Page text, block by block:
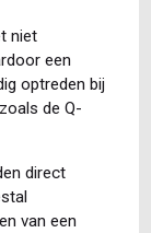
niet
een
optreden bij
de Q-
direct
van een